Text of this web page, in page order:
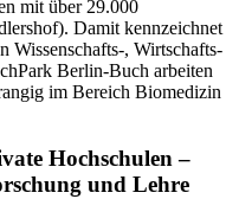
mit über 29.000
Damit kennzeichnet
Wissenschafts-, Wirtschafts-
Berlin-Buch arbeiten
im Bereich Biomedizin
Hochschulen –
und Lehre